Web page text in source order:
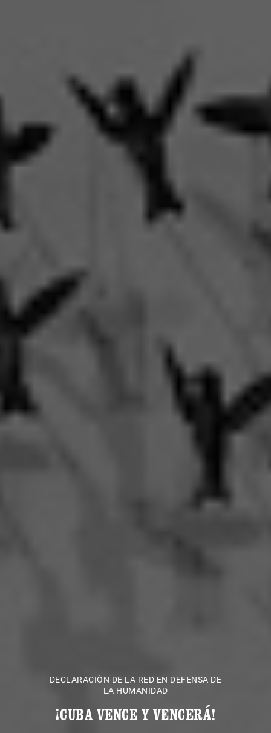
DECLARACIÓN DE LA RED EN DEFENSA DE
LA HUMANIDAD
¡CUBA VENCE Y VENCERÁ!